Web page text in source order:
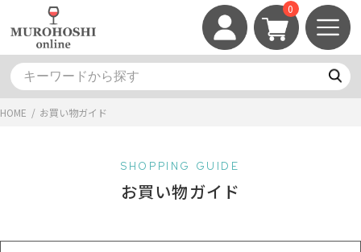
0
HOME / お買い物ガイド
SHOPPING GUIDE
お買い物ガイド